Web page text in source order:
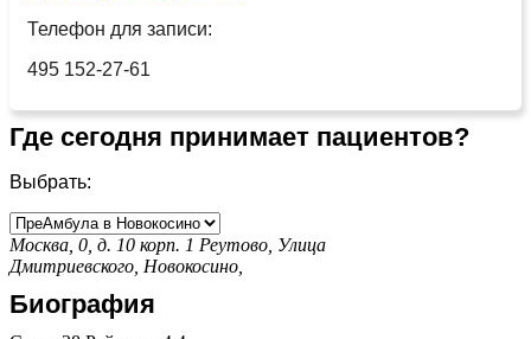
Телефон для записи:
495 152-27-61
Где сегодня принимает пациентов?
Выбрать:
Москва, 0, д. 10 корп. 1 Реутово, Улица
Дмитриевского, Новокосино,
Биография